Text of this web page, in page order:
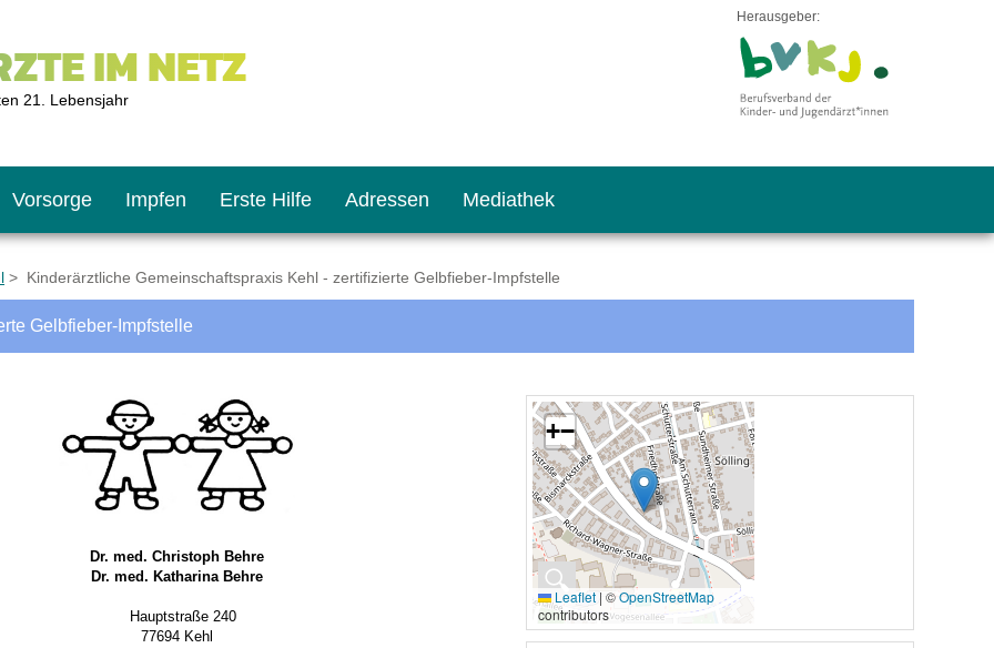
IM NETZ
21. Lebensjahr
Herausgeber:
Vorsorge Impfen Erste Hilfe Adressen Mediathek
Bildschirmmediengebrauch
> Kinderärztliche Gemeinschaftspraxis Kehl - zertifizierte Gelbfieber-Impfstelle
Gelbfieber-Impfstelle
Dr. med. Christoph Behre
Dr. med. Katharina Behre
Hauptstraße 240
77694 Kehl
🔍
+−
Leaflet | ©OpenStreetMap
contributors